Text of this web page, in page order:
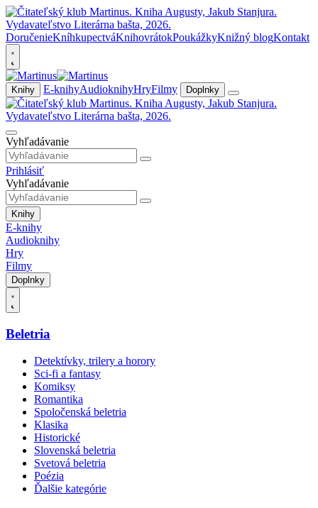
DoručenieKníhkupectváKnihovrátokPoukážkyKnižný blogKontakt
Knihy E-knihyAudioknihyHryFilmy Doplnky
Vyhľadávanie
Prihlásiť
Vyhľadávanie
Knihy
E-knihy
Audioknihy
Hry
Filmy
Doplnky
Beletria
Detektívky, trilery a horory
Sci-fi a fantasy
Komiksy
Romantika
Spoločenská beletria
Klasika
Historické
Slovenská beletria
Svetová beletria
Poézia
Ďalšie kategórie